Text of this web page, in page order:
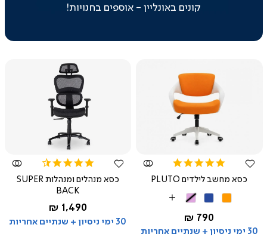
(129)
קונים באונליין - אוספים בחנויות!
צפייה
מהירה
4.8
rating
כסא מחשב לילדים PLUTO
כחולורוד
More
Colors
החל מ-
790 ₪
30 ימי ניסיון + שנתיים אחריות
צפייה
מהירה
rating
כסא מנהלים ומנהלות SUPER
BACK
החל מ-
1,490 ₪
30 ימי ניסיון + שנתיים אחריות
שחור